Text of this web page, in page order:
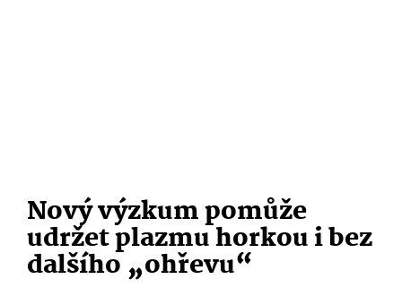
Nový výzkum pomůže
udržet plazmu horkou i bez
dalšího „ohřevu“